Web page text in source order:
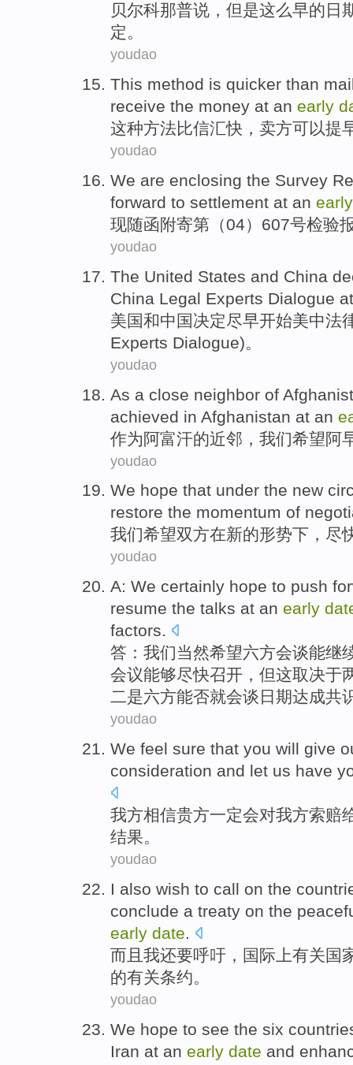
贝尔科那普说 ， 但是这么早的 日
定。
youdao
This method is quicker than
receive the money at an early
这种方法比信汇快 ， 卖方可以提
youdao
We are enclosing the Survey
forward to settlement at an early
现随函附寄第（04）607号检验
youdao
The United States and China
China Legal Experts Dialogue
美国和中国决定尽早开始美中法
Experts Dialogue)。
youdao
As a close neighbor of
achieved in Afghanistan at an
作为阿富汗的近邻 ， 我们希望阿
youdao
We hope that under the new
restore the momentum of
我们希望双方在新的形势下 ，尽
youdao
A: We certainly hope to push
resume the talks at an early
factors.
答 ： 我们当然希望六方会谈能继
会议能够尽快召开， 但这取决于
二是六方能否就会谈 日期达成共
youdao
We feel sure that you will give
consideration and let us have
我方相信贵方一定会对我方索赔
结果。
youdao
I also wish to call on the
conclude a treaty on the
early date.
而且 我还要呼吁 ，国际 上有关国
的有关条约。
youdao
We hope to see the six
Iran at an early date and